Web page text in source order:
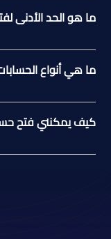
ما هو الحد الأدنى
ما هي أنواع
كيف يمكنني فتح